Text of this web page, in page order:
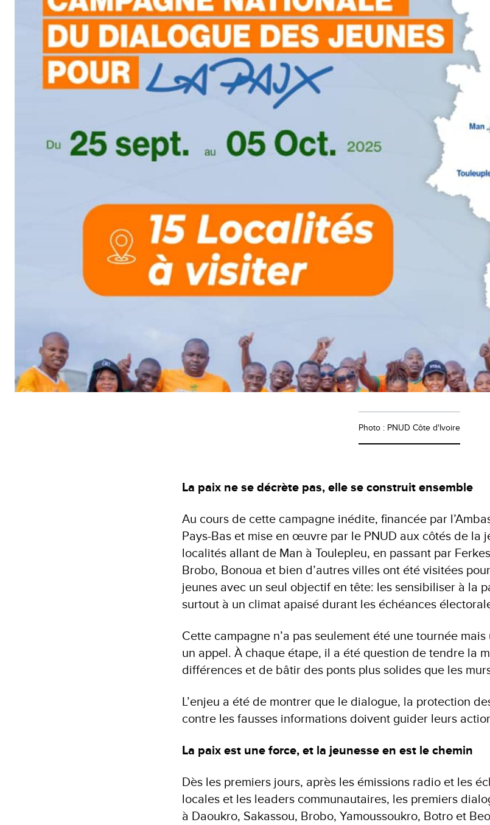
Photo : PNUD Côte d'Ivoire
La paix ne se décrète pas, elle se construit ensemble
Au cours de cette campagne inédite, financée par
Pays-Bas et mise en œuvre par le PNUD aux côtés de la
localités allant de Man à Toulepleu, en passant par
Brobo, Bonoua et bien d’autres villes ont été visitées
jeunes avec un seul objectif en tête: les sensibiliser à la
surtout à un climat apaisé durant les échéances
Cette campagne n’a pas seulement été une tournée
un appel. À chaque étape, il a été question de tendre la
différences et de bâtir des ponts plus solides que les
L’enjeu a été de montrer que le dialogue, la protection
contre les fausses informations doivent guider leurs
La paix est une force, et la jeunesse en est le chemin
Dès les premiers jours, après les émissions radio et les
locales et les leaders communautaires, les premiers
à Daoukro, Sakassou, Brobo, Yamoussoukro, Botro et